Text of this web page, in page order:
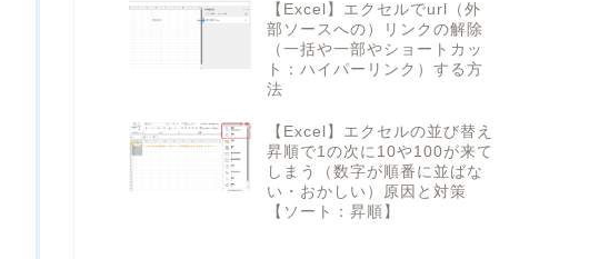
【Excel】エクセルでurl（外
部ソースへの）リンクの解除
（一括や一部やショートカッ
ト：ハイパーリンク）する方
法
【Excel】エクセルの並び替え
昇順で1の次に10や100が来て
しまう（数字が順番に並ばな
い・おかしい）原因と対策
【ソート：昇順】